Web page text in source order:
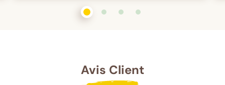
1
sur 4 2sur 4 3sur 4 4sur 4
Avis Client